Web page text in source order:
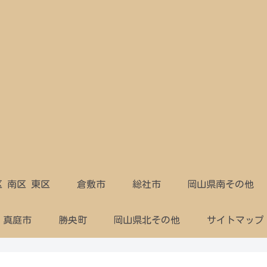
南区 東区 倉敷市 総社市 岡山県南その他
真庭市 勝央町 岡山県北その他 サイトマップ